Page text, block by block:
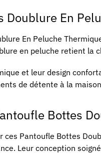
Doublure En
En Peluche
en peluche retient
et leur design
de détente à la
Bottes
ces Pantoufle Bottes
Leur conception